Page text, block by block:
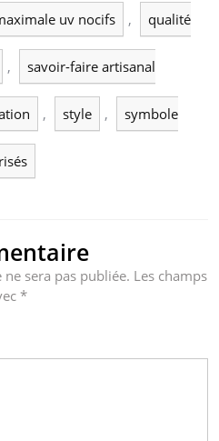
uv nocifs , qualité
, savoir-faire artisanal
, style , symbole
sera pas publiée. Les champs
*